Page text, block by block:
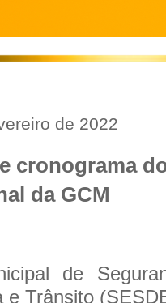
de 2022
cronograma
da GCM
de
e Trânsito